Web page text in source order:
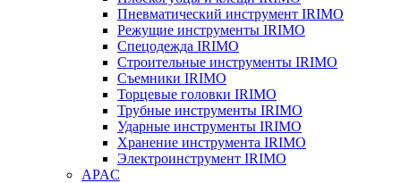
Пневматический инструмент IRIMO
Режущие инструменты IRIMO
Спецодежда IRIMO
Строительные инструменты IRIMO
Съемники IRIMO
Торцевые головки IRIMO
Трубные инструменты IRIMO
Ударные инструменты IRIMO
Хранение инструмента IRIMO
Электроинструмент IRIMO
APAC